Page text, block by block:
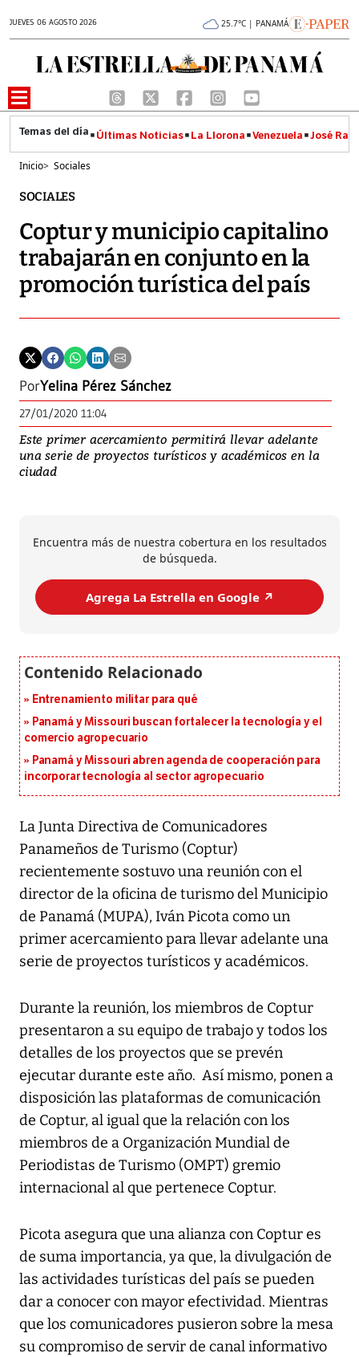
JUEVES 06 AGOSTO 2026 25.7°C | PANAMÁ
Últimas Noticias La Llorona Venezuela José
Inicio> Sociales
SOCIALES
Coptur y municipio capitalino
trabajarán en conjunto en la
promoción turística del país
PorYelina Pérez Sánchez
27/01/2020 11:04
Este primer acercamiento permitirá llevar adelante
una serie de proyectos turísticos y académicos en la
ciudad
Encuentra más de nuestra cobertura en los resultados
de búsqueda.
Agrega La Estrella en Google ↗️
Entrenamiento militar para qué
Panamá y Missouri buscan fortalecer la tecnología y el
comercio agropecuario
Panamá y Missouri abren agenda de cooperación para
incorporar tecnología al sector agropecuario
La Junta Directiva de Comunicadores
Panameños de Turismo (Coptur)
recientemente sostuvo una reunión con el
director de la oficina de turismo del Municipio
de Panamá (MUPA), Iván Picota como un
primer acercamiento para llevar adelante una
serie de proyectos turísticos y académicos.
Durante la reunión, los miembros de Coptur
presentaron a su equipo de trabajo y todos los
detalles de los proyectos que se prevén
ejecutar durante este año. Así mismo, ponen a
disposición las plataformas de comunicación
de Coptur, al igual que la relación con los
miembros de a Organización Mundial de
Periodistas de Turismo (OMPT) gremio
internacional al que pertenece Coptur.
Picota asegura que una alianza con Coptur es
de suma importancia, ya que, la divulgación de
las actividades turísticas del país se pueden
dar a conocer con mayor efectividad. Mientras
que los comunicadores pusieron sobre la mesa
su compromiso de servir de canal informativo